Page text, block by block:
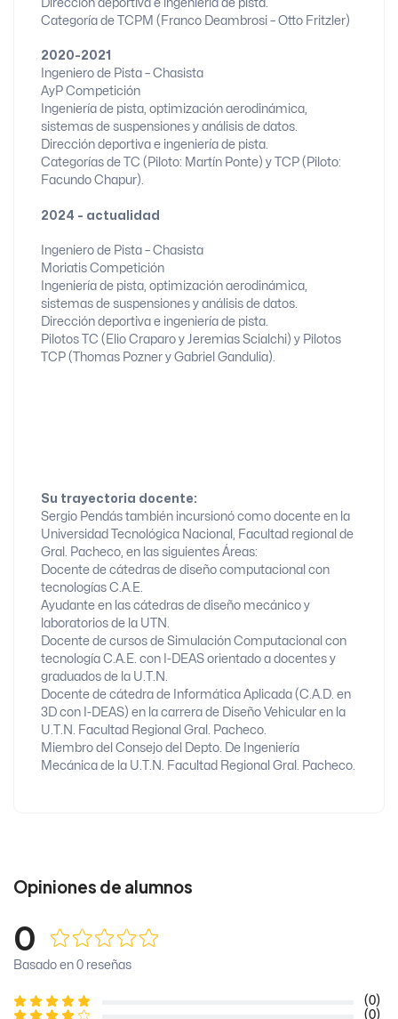
Dirección deportiva e ingeniería de pista.
Categoría de TCPM (Franco Deambrosi – Otto Fritzler)
2020-2021
Ingeniero de Pista – Chasista
AyP Competición
Ingeniería de pista, optimización aerodinámica,
sistemas de suspensiones y análisis de datos.
Dirección deportiva e ingeniería de pista.
Categorías de TC (Piloto: Martín Ponte) y TCP (Piloto:
Facundo Chapur).
2024 - actualidad
Ingeniero de Pista – Chasista
Moriatis Competición
Ingeniería de pista, optimización aerodinámica,
sistemas de suspensiones y análisis de datos.
Dirección deportiva e ingeniería de pista.
Pilotos TC (Elio Craparo y Jeremias Scialchi) y Pilotos
TCP (Thomas Pozner y Gabriel Gandulia).
Su trayectoria docente:
Sergio Pendás también incursionó como docente en la
Universidad Tecnológica Nacional, Facultad regional de
Gral. Pacheco, en las siguientes Áreas:
Docente de cátedras de diseño computacional con
tecnologías C.A.E.
Ayudante en las cátedras de diseño mecánico y
laboratorios de la UTN.
Docente de cursos de Simulación Computacional con
tecnología C.A.E. con I-DEAS orientado a docentes y
graduados de la U.T.N.
Docente de cátedra de Informática Aplicada (C.A.D. en
3D con I-DEAS) en la carrera de Diseño Vehicular en la
U.T.N. Facultad Regional Gral. Pacheco.
Miembro del Consejo del Depto. De Ingeniería
Mecánica de la U.T.N. Facultad Regional Gral. Pacheco.
Opiniones de alumnos
0
Basado en 0 reseñas
(0)
(0)